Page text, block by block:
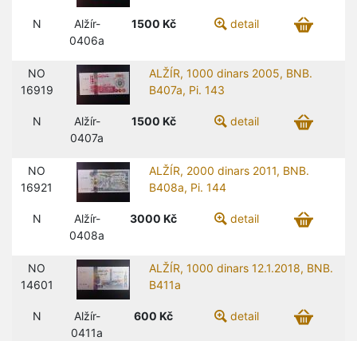
N
Alžír-
0406a
1500 Kč detail
NO
16919
ALŽÍR, 1000 dinars 2005, BNB.
B407a, Pi. 143
N
Alžír-
0407a
1500 Kč detail
NO
16921
ALŽÍR, 2000 dinars 2011, BNB.
B408a, Pi. 144
N
Alžír-
0408a
3000 Kč detail
NO
14601
ALŽÍR, 1000 dinars 12.1.2018, BNB.
B411a
N
Alžír-
0411a
600 Kč detail